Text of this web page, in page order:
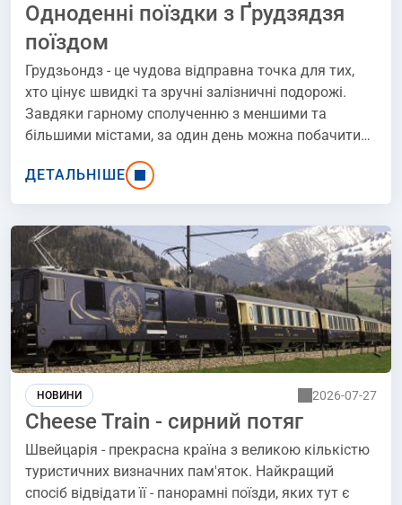
Одноденні поїздки з Ґрудзядзя
поїздом
Грудзьондз - це чудова відправна точка для тих,
хто цінує швидкі та зручні залізничні подорожі.
Завдяки гарному сполученню з меншими та
більшими містами, за один день можна побачити
історичні міста, мальовничі містечка або
привіслянську сільську місцевість і. повернутися
додому без необхідності ночівлі! Пропонуємо вам
практичний маршрут одноденних поїздок з
Ґрудзядзя, включаючи популярні сполучення та
приблизний час у дорозі.
ДЕТАЛЬНІШЕ
НОВИНИ 2026-07-27
Cheese Train - сирний потяг
Швейцарія - прекрасна країна з великою кількістю
туристичних визначних пам'яток. Найкращий
спосіб відвідати її - панорамні поїзди, яких тут є